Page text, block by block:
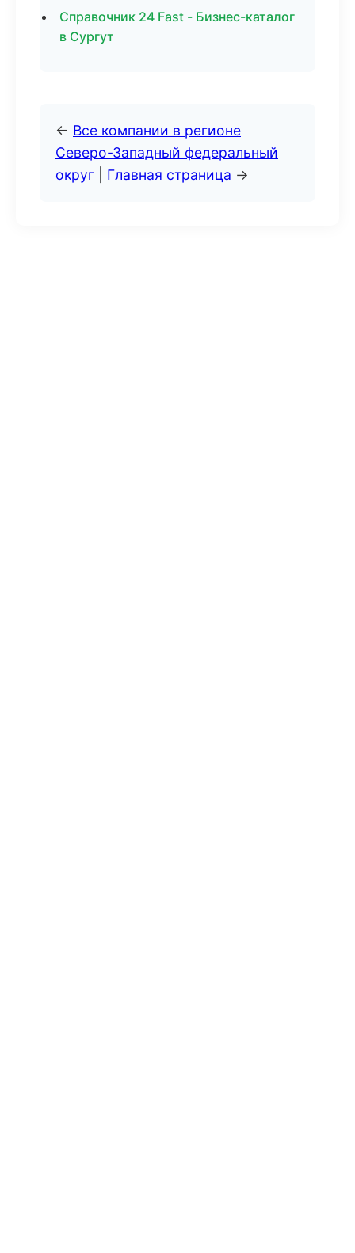
Справочник 24 Fast - Бизнес-каталог
в Сургут
← Все компании в регионе
Северо-Западный федеральный
округ
Главная страница →